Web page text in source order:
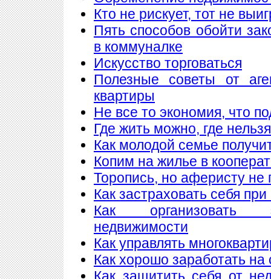
Кто не рискует, тот не
Пять способов обойти
в коммуналке
Искусство торговаться
Полезные советы от
квартиры
Не все то экономия, что
Где жить можно, где нельзя
Как молодой семье
Копим на жилье в
Торопись, но аферисту не
Как застраховать себя
Как организовать
недвижимости
Как управлять
Как хорошо заработать
Как защитить себя от